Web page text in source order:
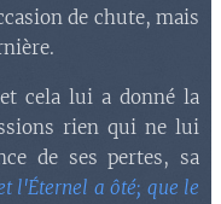
de chute, mais
cela lui a donné la
rien qui ne lui
de ses pertes, sa
l'Éternel a ôté; que le